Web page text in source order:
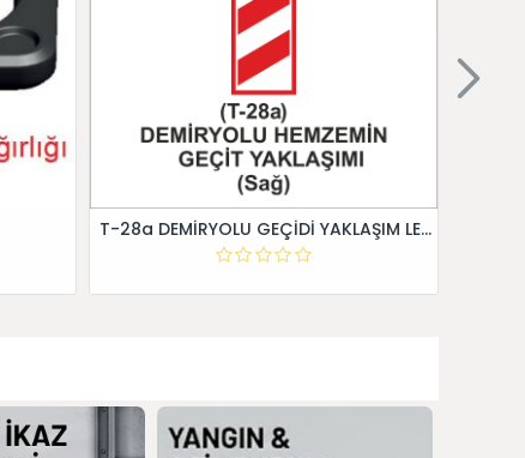
T-28a DEMİRYOLU GEÇİDİ YAKLAŞIM LEVHALARI (Sağ)